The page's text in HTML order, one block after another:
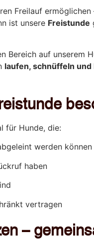
Freilauf
ist unsere Freistunde
Bereich auf unserem
laufen, schnüffeln und
für Hunde, die:
werden können
haben
vertragen
–